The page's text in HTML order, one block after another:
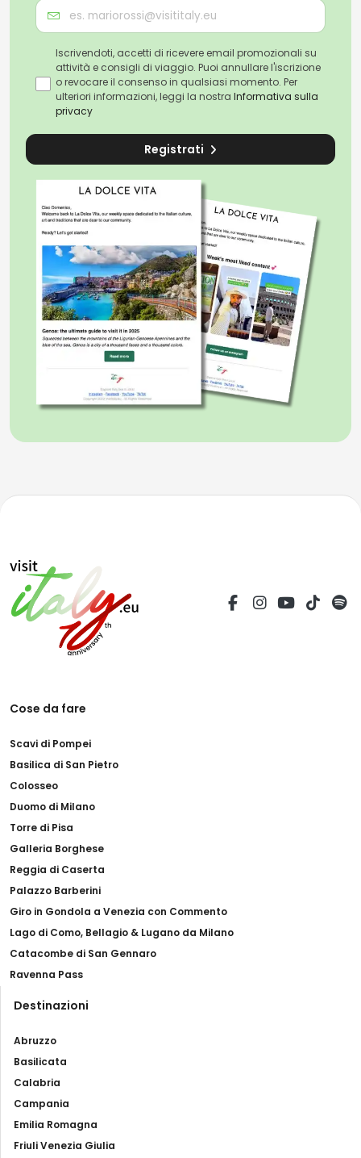
Cosa succede se c’è una mostra in corso?
Villa Medici ospita regolarmente delle mostre
temporanee. Nel caso in cui durante la visita guidata
dovesse essere allestita una mostra il biglietto di
accesso sarà incluso nella visita guidata e potrai
ritirarlo presso la biglietteria.
Iscrivendoti, accetti di ricevere email promozionali su
attività e consigli di viaggio. Puoi annullare l'iscrizione
o revocare il consenso in qualsiasi momento. Per
ulteriori informazioni, leggi la nostra Informativa sulla
privacy
Registrati
Cose da fare
Scavi di Pompei
Basilica di San Pietro
Colosseo
Duomo di Milano
Torre di Pisa
Galleria Borghese
Reggia di Caserta
Palazzo Barberini
Giro in Gondola a Venezia con Commento
Lago di Como, Bellagio & Lugano da Milano
Catacombe di San Gennaro
Ravenna Pass
Destinazioni
Abruzzo
Basilicata
Calabria
Campania
Emilia Romagna
Friuli Venezia Giulia